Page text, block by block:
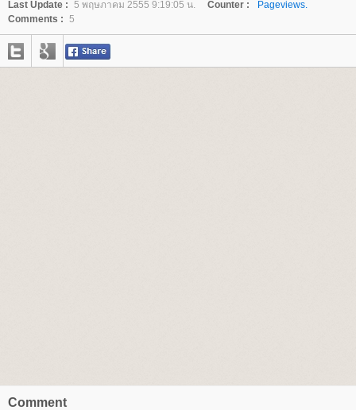
Last Update : 5 พฤษภาคม 2555 9:19:05 น. Counter :
Pageviews.
Comments : 5
Comment